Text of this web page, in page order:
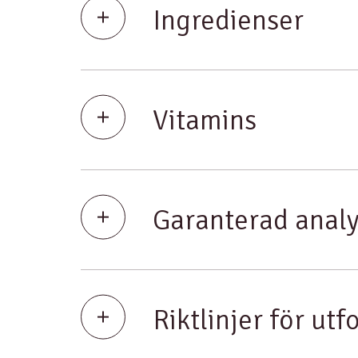
Ingredienser
Vitamins
Garanterad
Riktlinjer för